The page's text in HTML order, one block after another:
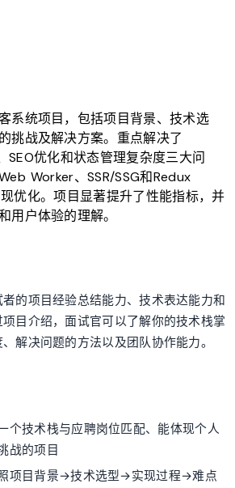
系统项目，包括项目背景、技术选
挑战及解决方案。重点解决了
SEO优化和状态管理复杂度三大问
Worker、SSR/SSG和Redux
优化。项目显著提升了性能指标，并
用户体验的理解。
的项目经验总结能力、技术表达能力和
目介绍，面试官可以了解你的技术栈掌
解决问题的方法以及团队协作能力。
个技术栈与应聘岗位匹配、能体现个人
战的项目
项目背景→技术选型→实现过程→难点